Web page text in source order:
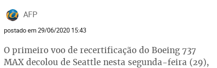
AFP
postado em 29/06/2020 15:43
O primeiro voo de recertificação do Boeing 737
MAX decolou de Seattle nesta segunda-feira (29),